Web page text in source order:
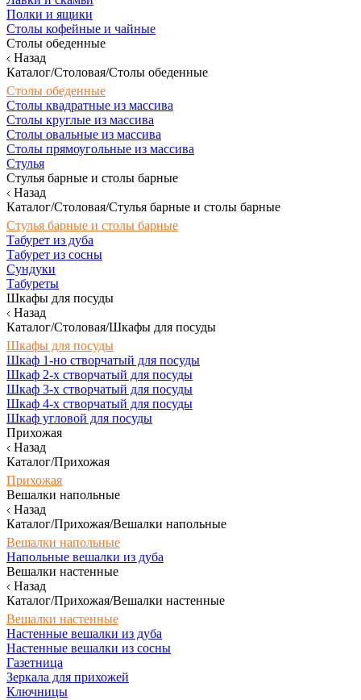
Полки и ящики
Столы кофейные и чайные
Столы обеденные
Назад
Каталог/Столовая/Столы обеденные
Столы обеденные
Столы квадратные из массива
Столы круглые из массива
Столы овальные из массива
Столы прямоугольные из массива
Стулья
Стулья барные и столы барные
Назад
Каталог/Столовая/Стулья барные и столы барные
Стулья барные и столы барные
Табурет из дуба
Табурет из сосны
Сундуки
Табуреты
Шкафы для посуды
Назад
Каталог/Столовая/Шкафы для посуды
Шкафы для посуды
Шкаф 1-но створчатый для посуды
Шкаф 2-х створчатый для посуды
Шкаф 3-х створчатый для посуды
Шкаф 4-х створчатый для посуды
Шкаф угловой для посуды
Прихожая
Назад
Каталог/Прихожая
Прихожая
Вешалки напольные
Назад
Каталог/Прихожая/Вешалки напольные
Вешалки напольные
Напольные вешалки из дуба
Вешалки настенные
Назад
Каталог/Прихожая/Вешалки настенные
Вешалки настенные
Настенные вешалки из дуба
Настенные вешалки из сосны
Газетница
Зеркала для прихожей
Ключницы